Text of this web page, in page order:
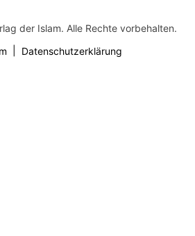
der Islam. Alle Rechte vorbehalten.
Datenschutzerklärung